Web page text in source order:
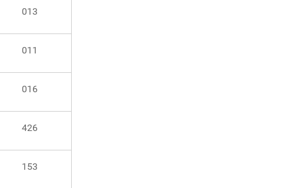
013
011
016
426
153